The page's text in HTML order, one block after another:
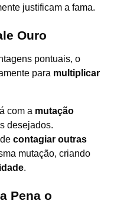
justificam a fama.
Ouro
pontuais, o
para multiplicar
com a mutação
desejados.
contagiar outras
mutação, criando
.
Pena o